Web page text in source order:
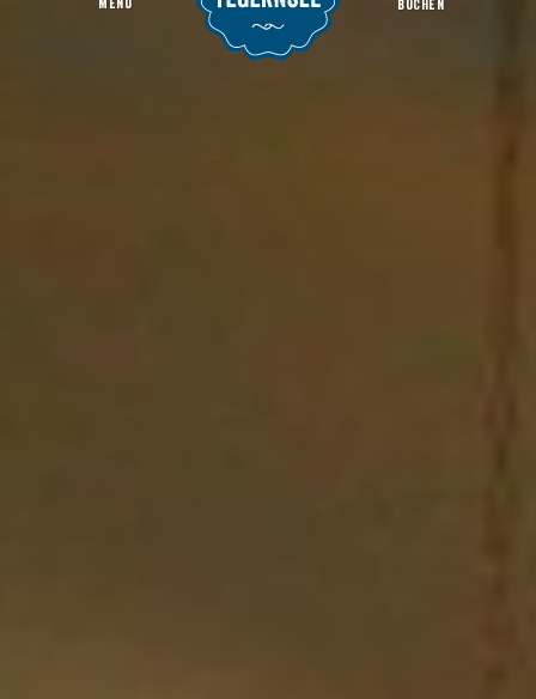
Billard World
MENU BUCHEN